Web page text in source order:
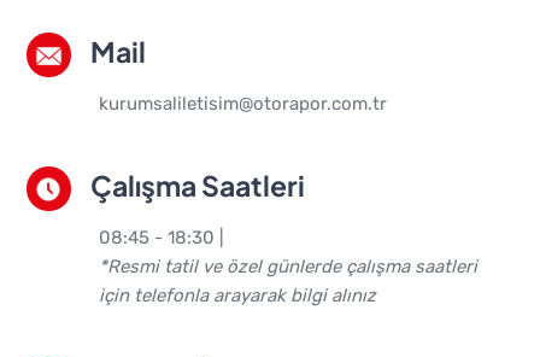
Mail
kurumsaliletisim@otorapor.com.tr
Çalışma Saatleri
08:45 - 18:30 |
*Resmi tatil ve özel günlerde çalışma saatleri
için telefonla arayarak bilgi alınız